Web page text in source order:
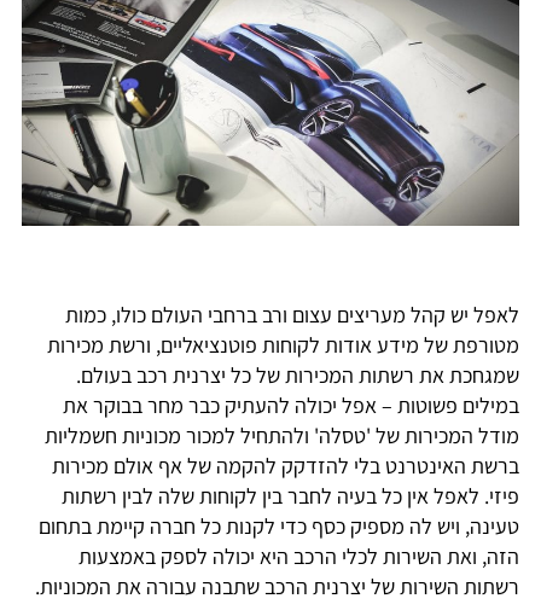
לאפל יש קהל מעריצים עצום ורב ברחבי העולם כולו, כמות
מטורפת של מידע אודות לקוחות פוטנציאליים, ורשת מכירות
שמגחכת את רשתות המכירות של כל יצרנית רכב בעולם.
במילים פשוטות – אפל יכולה להעתיק כבר מחר בבוקר את
מודל המכירות של 'טסלה' ולהתחיל למכור מכוניות חשמליות
ברשת האינטרנט בלי להזדקק להקמה של אף אולם מכירות
פיזי. לאפל אין כל בעיה לחבר בין לקוחות שלה לבין רשתות
טעינה, ויש לה מספיק כסף כדי לקנות כל חברה קיימת בתחום
הזה, ואת השירות לכלי הרכב היא יכולה לספק באמצעות
רשתות השירות של יצרנית הרכב שתבנה עבורה את המכוניות.